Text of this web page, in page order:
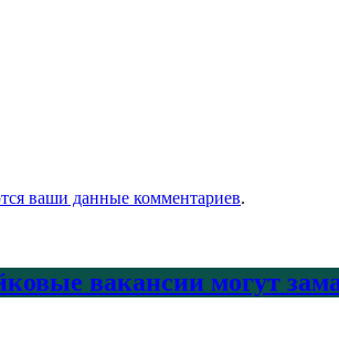
ваши данные комментариев.
вакансии могут